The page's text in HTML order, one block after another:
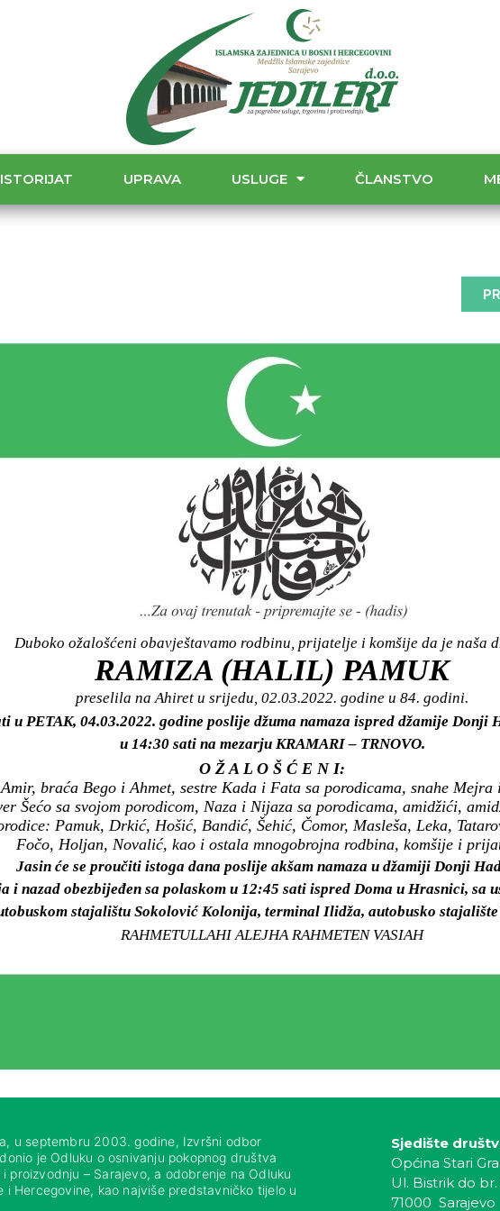
UPRAVA USLUGE ČLANSTVO
Duboko ožalošćeni obavještavamo rodbinu, prijatelje i komšije da je naša
RAMIZA (HALIL) PAMUK
preselila na Ahiret u srijedu, 02.03.2022. godine u 84. godini.
u PETAK, 04.03.2022. godine poslije džuma namaza ispred džamije Donji
u 14:30 sati na mezarju KRAMARI – TRNOVO.
O Ž A L O Š Ć E N I:
braća Bego i Ahmet, sestre Kada i Fata sa porodicama, snahe
Šećo sa svojom porodicom, Naza i Nijaza sa porodicama, amidžići,
Pamuk, Drkić, Hošić, Bandić, Šehić, Čomor, Masleša, Leka,
Fočo, Holjan, Novalić, kao i ostala mnogobrojna rodbina, komšije i
Jasin će se proučiti istoga dana poslije akšam namaza u džamiji Donji
i nazad obezbijeđen sa polaskom u 12:45 sati ispred Doma u Hrasnici, sa
stajalištu Sokolović Kolonija, terminal Ilidža, autobusko
RAHMETULLAHI ALEJHA RAHMETEN VASIAH
u septembru 2003. godine, Izvršni odbor
je Odluku o osnivanju pokopnog društva
proizvodnju – Sarajevo, a odobrenje na Odluku
i Hercegovine, kao najviše predstavničko tijelo u
Sjedište
Općina Stari
Ul. Bistrik do br.
71000 Sarajevo